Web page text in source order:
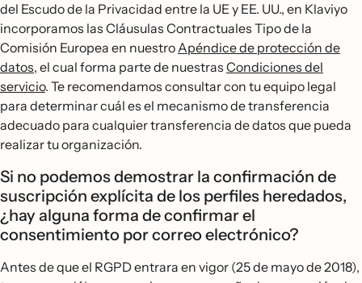
del Escudo de la Privacidad entre la UE y EE. UU., en Klaviyo
incorporamos las Cláusulas Contractuales Tipo de la
Comisión Europea en nuestroApéndice de protección de
datos, el cual forma parte de nuestras Condiciones del
servicio. Te recomendamos consultar con tu equipo legal
para determinar cuál es el mecanismo de transferencia
adecuado para cualquier transferencia de datos que pueda
realizar tu organización.
Si no podemos demostrar la confirmación de
suscripción explícita de los perfiles heredados,
¿hay alguna forma de confirmar el
consentimiento por correo electrónico?
Antes de que el RGPD entrara en vigor (25 de mayo de 2018),